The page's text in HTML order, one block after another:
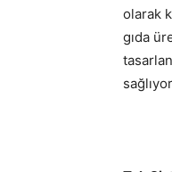
olarak
gıda